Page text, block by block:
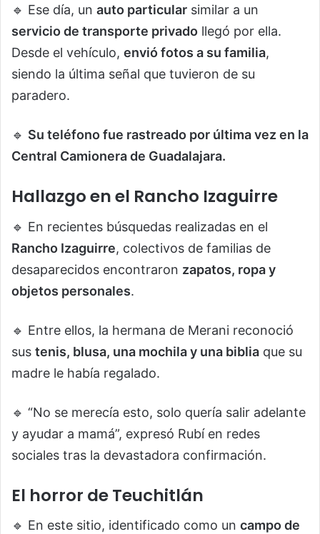
🔹 Ese día, un auto particular similar a un
servicio de transporte privado llegó por ella.
Desde el vehículo, envió fotos a su familia,
siendo la última señal que tuvieron de su
paradero.
🔹 Su teléfono fue rastreado por última vez en la
Central Camionera de Guadalajara.
Hallazgo en el Rancho Izaguirre
🔹 En recientes búsquedas realizadas en el
Rancho Izaguirre, colectivos de familias de
desaparecidos encontraron zapatos, ropa y
objetos personales.
🔹 Entre ellos, la hermana de Merani reconoció
sus tenis, blusa, una mochila y una biblia que su
madre le había regalado.
🔹 “No se merecía esto, solo quería salir adelante
y ayudar a mamá”, expresó Rubí en redes
sociales tras la devastadora confirmación.
El horror de Teuchitlán
🔹 En este sitio, identificado como un campo de